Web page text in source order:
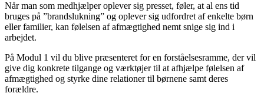
Når man som medhjælper oplever sig presset, føler, at al ens tid
bruges på ”brandslukning” og oplever sig udfordret af enkelte børn
eller familier, kan følelsen af afmægtighed nemt snige sig ind i
arbejdet.
På Modul 1 vil du blive præsenteret for en forståelsesramme, der vil
give dig konkrete tilgange og værktøjer til at afhjælpe følelsen af
afmægtighed og styrke dine relationer til børnene samt deres
forældre.